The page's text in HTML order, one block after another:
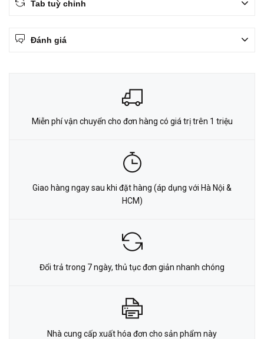
Tab tuỳ chỉnh
Đánh giá
Miễn phí vận chuyển cho đơn hàng có giá trị trên 1 triệu
Giao hàng ngay sau khi đặt hàng (áp dụng với Hà Nội &
HCM)
Đổi trả trong 7 ngày, thủ tục đơn giản nhanh chóng
Nhà cung cấp xuất hóa đơn cho sản phẩm này